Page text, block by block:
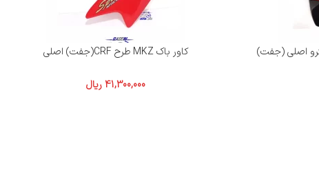
کاور باک MKZ طرح CRF(جفت) اصلی
41,300,000ریال